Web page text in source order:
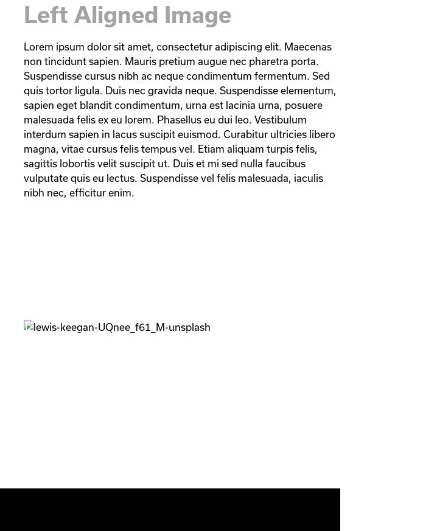
Left Aligned Image
Lorem ipsum dolor sit amet, consectetur adipiscing elit. Maecenas
non tincidunt sapien. Mauris pretium augue nec pharetra porta.
Suspendisse cursus nibh ac neque condimentum fermentum. Sed
quis tortor ligula. Duis nec gravida neque. Suspendisse elementum,
sapien eget blandit condimentum, urna est lacinia urna, posuere
malesuada felis ex eu lorem. Phasellus eu dui leo. Vestibulum
interdum sapien in lacus suscipit euismod. Curabitur ultricies libero
magna, vitae cursus felis tempus vel. Etiam aliquam turpis felis,
sagittis lobortis velit suscipit ut. Duis et mi sed nulla faucibus
vulputate quis eu lectus. Suspendisse vel felis malesuada, iaculis
nibh nec, efficitur enim.